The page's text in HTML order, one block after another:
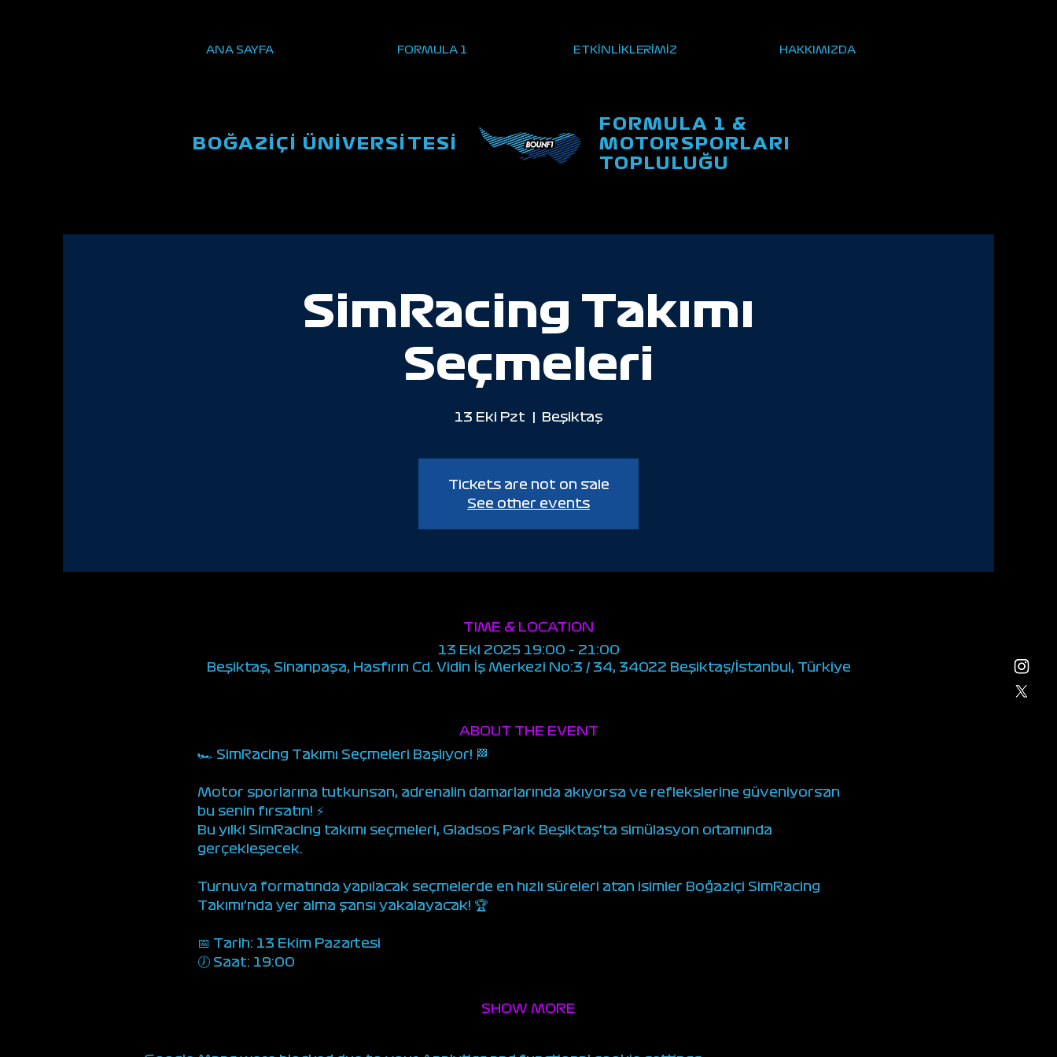
ANA SAYFA FORMULA 1 ETKİNLİKLERİMİZ HAKKIMIZDA
BOĞAZİÇİ ÜNİVERSİTESİ
FORMULA 1 &
MOTORSPORLARI
TOPLULUĞU
SimRacing Takımı
Seçmeleri
13 Eki Pzt Beşiktaş
Tickets are not on sale
See other events
TIME & LOCATION
13 Eki 2025 19:00 – 21:00
Beşiktaş, Sinanpaşa, Hasfırın Cd. Vidin İş Merkezi No:3 / 34, 34022 Beşiktaş/İstanbul, Türkiye
ABOUT THE EVENT
🏎 SimRacing Takımı Seçmeleri Başlıyor! 🏁
Motor sporlarına tutkunsan, adrenalin damarlarında akıyorsa ve reflekslerine güveniyorsan
bu senin fırsatın! ⚡
Bu yılki SimRacing takımı seçmeleri, Gladsos Park Beşiktaş’ta simülasyon ortamında
gerçekleşecek.
Turnuva formatında yapılacak seçmelerde en hızlı süreleri atan isimler Boğaziçi SimRacing
Takımı’nda yer alma şansı yakalayacak! 🏆
📅 Tarih: 13 Ekim Pazartesi
🕖 Saat: 19:00
SHOW MORE